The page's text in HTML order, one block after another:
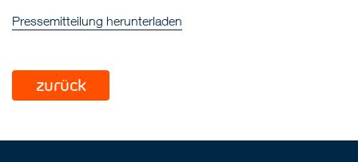
Pressemitteilung herunterladen
zurück